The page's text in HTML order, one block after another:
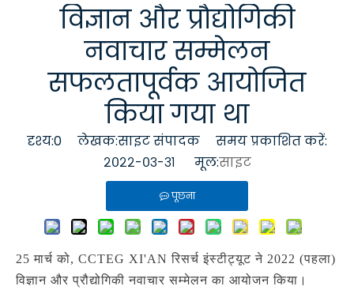
विज्ञान और प्रौद्योगिकी
नवाचार सम्मेलन
सफलतापूर्वक आयोजित
किया गया था
दृश्य:0 लेखक:साइट संपादक समय प्रकाशित करें:
२०२२-०३-३१ मूल:साइट
पूछना
25 मार्च को, CCTEG XI'AN रिसर्च इंस्टीट्यूट ने 2022 (पहला)
विज्ञान और प्रौद्योगिकी नवाचार सम्मेलन का आयोजन किया।